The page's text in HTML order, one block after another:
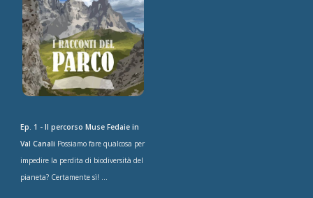
Ep. 1 - Il percorso Muse Fedaie in
Val Canali Possiamo fare qualcosa per
impedire la perdita di biodiversità del
pianeta? Certamente sì! ...